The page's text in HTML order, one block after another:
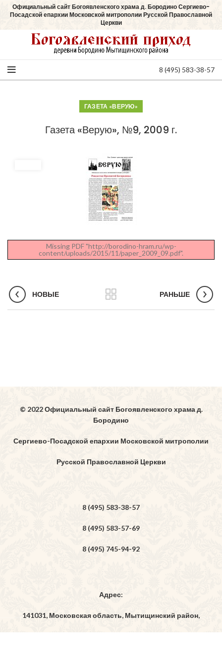
Официальный сайт Богоявленского храма д. Бородино Сергиево-
Посадской епархии Московской митрополии Русской Православной
Церкви
8 (495) 583-38-57
ГАЗЕТА «ВЕРУЮ»
Газета «Верую», №9, 2009 г.
Missing PDF "http://borodino-hram.ru/wp-
content/uploads/2015/11/paper_2009_09.pdf".
НОВЫЕ РАНЬШЕ
© 2022 Официальный сайт Богоявленского храма д.
Бородино
Сергиево-Посадской епархии Московской митрополии
Русской Православной Церкви
8 (495) 583-38-57
8 (495) 583-57-69
8 (495) 745-94-92
Адрес:
141031, Московская область, Мытищинский район,